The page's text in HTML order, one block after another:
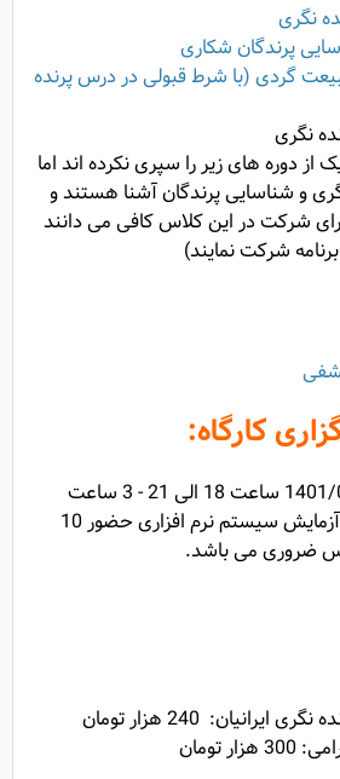
نگری
پرندگان شکاری
گردی (با شرط قبولی در درس پرنده
نگری
از دوره های زیر را سپری نکرده اند اما
و شناسایی پرندگان آشنا هستند و
شرکت در این کلاس کافی می دانند
شرکت نمایند)
کارگاه:
برای هماهنگی و آزمایش سیستم نرم افزاری حضور 10
ضروری می باشد.
240 هزار تومان
تومان